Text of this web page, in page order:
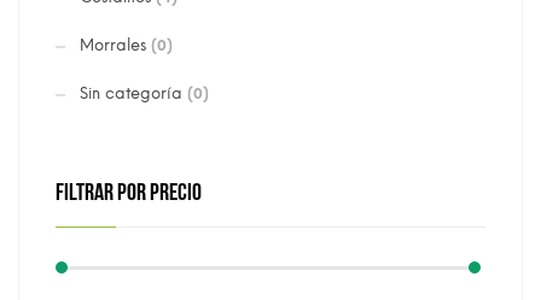
Morrales (0)
Sin categoría (0)
FILTRAR POR PRECIO